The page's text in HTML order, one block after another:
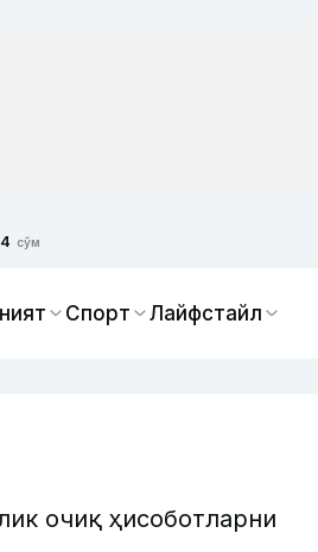
сўм
Спорт Лайфстайл
очиқ ҳисоботларни